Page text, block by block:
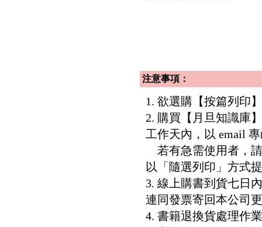
注意事項：
1. 欲選購【按篇列印
2. 購買【月旦知識庫
工作天內，以 email
若有急需使用者，請
以「隨選列印」方式
3. 線上購書到貨七日
連同發票寄回本公司
4. 書籍退換貨處理作